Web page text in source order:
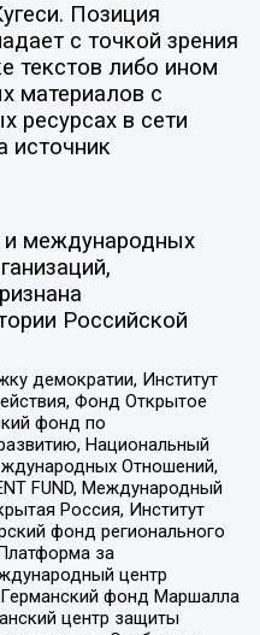
Позиция
с точкой зрения
текстов либо ином
материалов с
ресурсах в сети
источник
и международных
Российской
демократии, Институт
Фонд Открытое
фонд по
Национальный
Отношений,
FUND, Международный
Россия, Институт
фонд регионального
за
центр
фонд Маршалла
центр защиты